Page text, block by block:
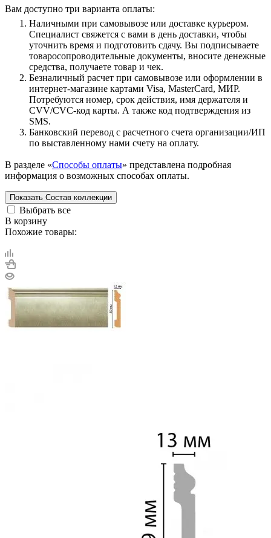
Вам доступно три варианта оплаты:
Наличными при самовывозе или доставке курьером.
Специалист свяжется с вами в день доставки, чтобы
уточнить время и подготовить сдачу. Вы подписываете
товаросопроводительные документы, вносите денежные
средства, получаете товар и чек.
Безналичный расчет при самовывозе или оформлении в
интернет-магазине картами Visa, MasterCard, МИР.
Потребуются номер, срок действия, имя держателя и
CVV/CVC-код карты. А также код подтверждения из
SMS.
Банковский перевод с расчетного счета организации/ИП
по выставленному нами счету на оплату.
В разделе «Способы оплаты» представлена подробная
информация о возможных способах оплаты.
Показать Состав коллекции
Выбрать все
В корзину
Похожие товары: